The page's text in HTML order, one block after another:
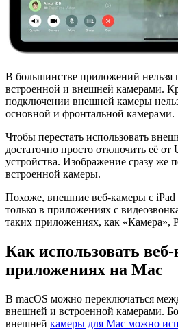
В большинстве приложений нельзя
встроенной и внешней камерами.
подключении внешней камеры
основной и фронтальной камерами.
Чтобы перестать использовать
достаточно просто отключить её от
устройства. Изображение сразу же
встроенной камеры.
Похоже, внешние веб-камеры с iPad
только в приложениях с
таких приложениях, как «Камера»,
Как использовать
приложениях на Mac
В macOS можно переключаться
внешней и встроенной камерами.
внешней камеры для Mac можно